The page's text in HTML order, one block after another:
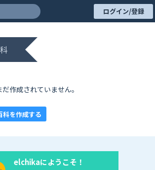
ログイン/登録
作成されていません。
科を作成する
elchikaにようこそ！